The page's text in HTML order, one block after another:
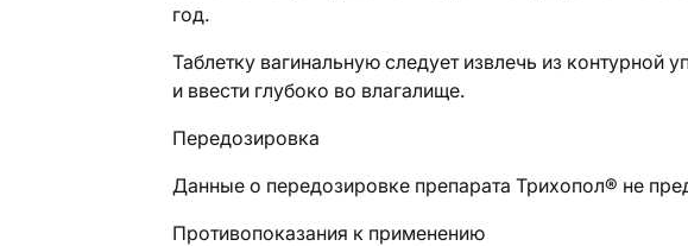
год.
Таблетку вагинальную следует извлечь из
и ввести глубоко во влагалище.
Передозировка
Данные о передозировке препарата Трихопол® не
Противопоказания к применению